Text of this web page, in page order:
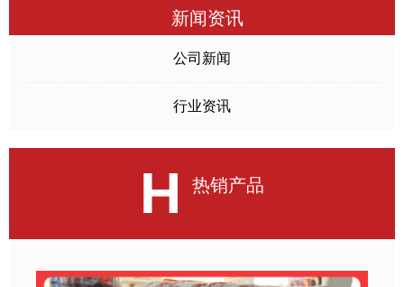
新闻资讯
公司新闻
行业资讯
H 热销产品